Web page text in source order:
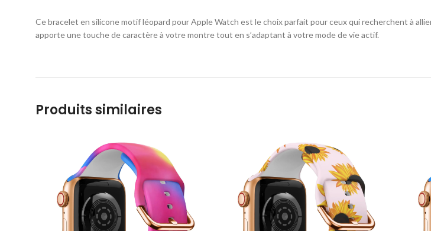
Ce bracelet en silicone motif léopard pour Apple Watch est le choix parfait pour ceux qui recherchent à
apporte une touche de caractère à votre montre tout en s’adaptant à votre mode de vie actif.
Produits similaires